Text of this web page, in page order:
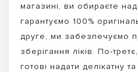
магазині, ви обираєте
гарантуємо 100%
друге, ми забезпечуємо
зберігання ліків. По-
готові надати делікатну